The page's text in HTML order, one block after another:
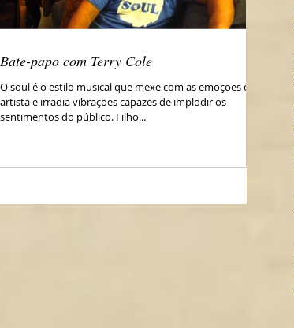
Bate-papo com Terry Cole
O soul é o estilo musical que mexe com as emoções do
artista e irradia vibrações capazes de implodir os
sentimentos do público. Filho...